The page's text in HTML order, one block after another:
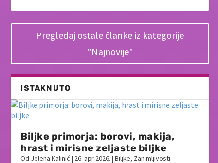
Pregledaj ostale članke iz kategorije
"Najnovije"
ISTAKNUTO
Biljke primorja: borovi, makija,
hrast i mirisne zeljaste biljke
Od Jelena Kalinić | 26. apr 2026. |Biljke, Zanimljivosti